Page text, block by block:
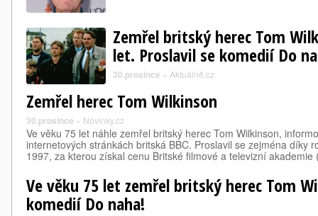
Zemřel britský herec Tom
let. Proslavil se komedií Do
30.prosince » Aktuálně.cz
Zemřel herec Tom Wilkinson
30.prosince » Novinky.cz
Ve věku 75 let náhle zemřel britský herec Tom Wilkinson,
internetových stránkách britská BBC. Proslavil se zejména díky
1997, za kterou získal cenu Britské filmové a televizní
Ve věku 75 let zemřel britský herec Tom
komedií Do naha!